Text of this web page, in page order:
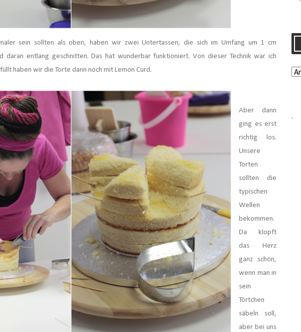
sein sollten als oben, haben wir zwei Untertassen, die sich im Umfang um 1 cm
daran entlang geschnitten. Das hat wunderbar funktioniert. Von dieser Technik war ich
haben wir die Torte dann noch mit Lemon Curd.
Aber dann
ging es erst
richtig los.
Unsere
Torten
sollten die
typischen
Wellen
bekommen.
Da klopft
das Herz
ganz schön,
wenn man in
sein
Törtchen
säbeln soll,
aber bei uns
.